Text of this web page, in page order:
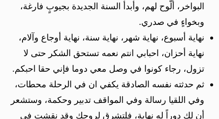
البواخر، أُلّوح لهم، وأبدأ السنة الجديدة بجيوبٍ فارغة،
وبخواءٍ في صدري.
نهاية أسبوع، نهاية شهر، نهاية سنة، نهاية أوجاع وآلام،
نهاية أحزان، احبابي انتم نعمه تستحق الشكر حتى لا
تزول، رجاء كونوا في وصل معي دوما فإني حقا احبكم.
ثم حدثته نفسه الصادقة يكفي ان في الرحلة محطات،
وفي اللقيا رسالة وفي المواقف تدبير وحكمة، وستشعر
أن لك دوراً له نهاية، فلتشرق لروحك وقد نقشت في